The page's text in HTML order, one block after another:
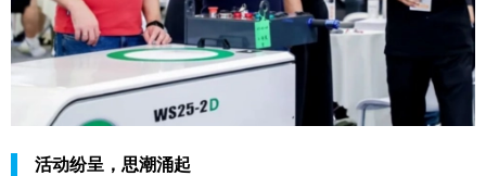
活动纷呈，思潮涌起